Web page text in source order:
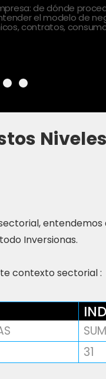
de dónde
el modelo de
contratos,
Inversionas.
contexto sectorial :
31